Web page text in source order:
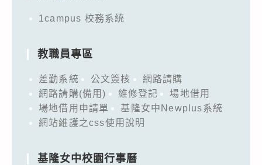
1campus 校務系統
教職員專區
差勤系統 公文簽核
網路請購
網路請購(備用)
維修登記
場地借用
場地借用申請單
基隆女中Newplus系統
網站維護之css使用說明
基隆女中校園行事曆